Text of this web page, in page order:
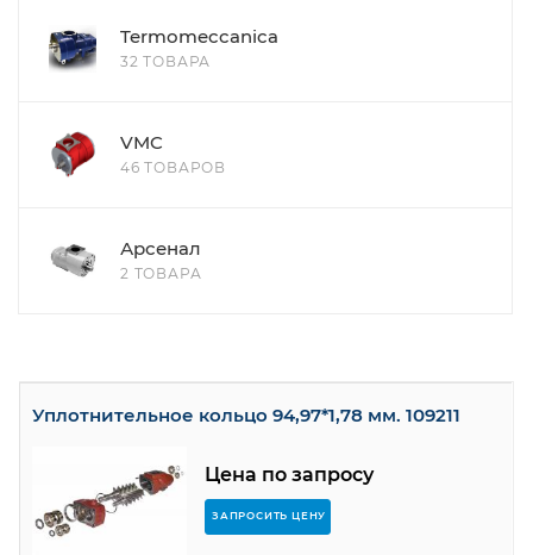
Termomeccanica
32 ТОВАРА
VMC
46 ТОВАРОВ
Арсенал
2 ТОВАРА
Уплотнительное кольцо 94,97*1,78 мм. 109211
Цена по запросу
ЗАПРОСИТЬ ЦЕНУ